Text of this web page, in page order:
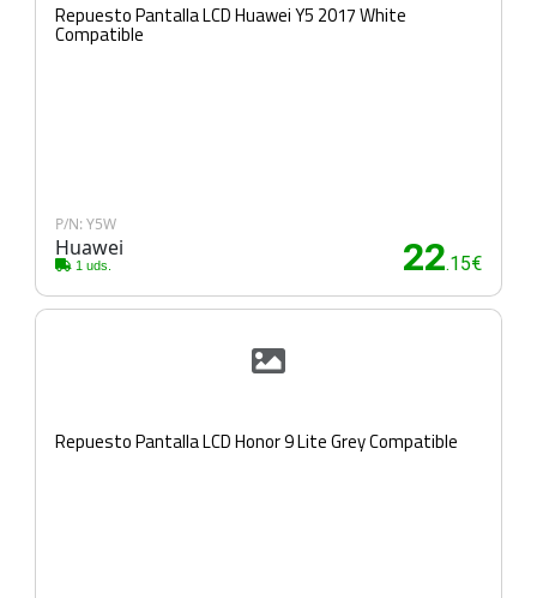
Repuesto Pantalla LCD Huawei Y5 2017 White
Compatible
P/N: Y5W
Huawei
1 uds. 22.15€
Repuesto Pantalla LCD Honor 9 Lite Grey Compatible